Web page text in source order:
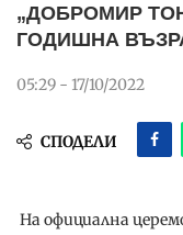
„ДОБРОМИР
ГОДИШНА
05:29 - 17/10/2022
СПОДЕЛИ
На официална